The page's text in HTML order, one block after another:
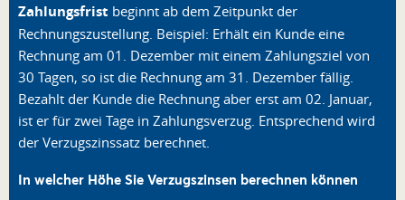
Zahlungsfrist beginnt ab dem Zeitpunkt der
Rechnungszustellung. Beispiel: Erhält ein Kunde eine
Rechnung am 01. Dezember mit einem Zahlungsziel von
30 Tagen, so ist die Rechnung am 31. Dezember fällig.
Bezahlt der Kunde die Rechnung aber erst am 02. Januar,
ist er für zwei Tage in Zahlungsverzug. Entsprechend wird
der Verzugszinssatz berechnet.
In welcher Höhe Sie Verzugszinsen berechnen können